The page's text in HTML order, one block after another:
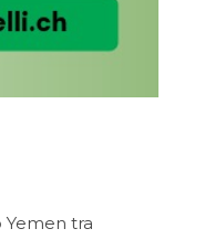
Yemen tra